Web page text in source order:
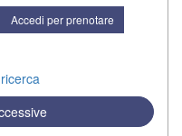
Accedi per prenotare